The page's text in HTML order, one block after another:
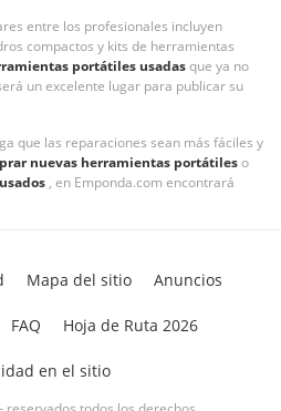
entre los profesionales incluyen
compactos y kits de herramientas
portátiles usadasque ya no
un excelente lugar para publicar su
que las reparaciones sean más fáciles y
nuevas herramientas portátileso
, en Emponda.com encontrará
Mapa del sitio Anuncios
FAQ Hoja de Ruta 2026
en el sitio